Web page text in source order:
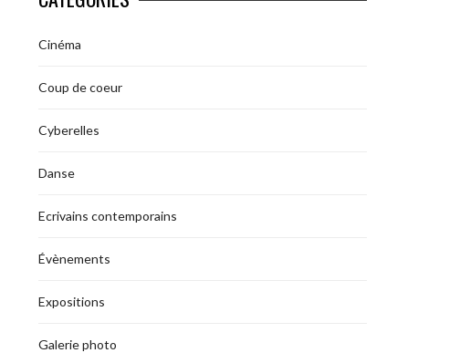
Cinéma
Coup de coeur
Cyberelles
Danse
Ecrivains contemporains
Évènements
Expositions
Galerie photo